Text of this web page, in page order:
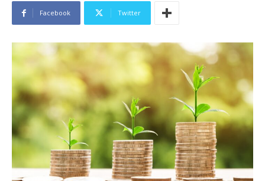
Facebook Twitter